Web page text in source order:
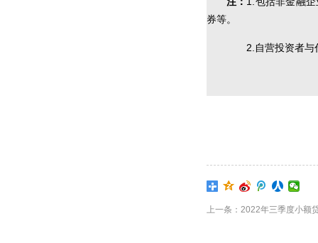
券等。
2.自营投资者与
上一条：2022年三季度小额